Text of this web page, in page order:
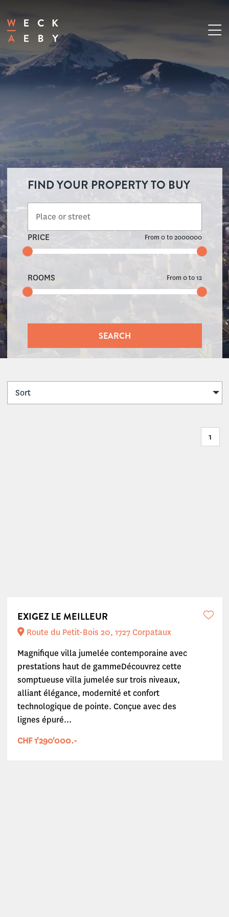
FIND YOUR PROPERTY TO BUY
From 0to2000000
PRICE
From 0to12
ROOMS
Sort
1
EXIGEZ LE MEILLEUR
Route du Petit-Bois 20, 1727 Corpataux
Magnifique villa jumelée contemporaine avec
prestations haut de gammeDécouvrez cette
somptueuse villa jumelée sur trois niveaux,
alliant élégance, modernité et confort
technologique de pointe. Conçue avec des
lignes épuré...
CHF 1'290'000.-